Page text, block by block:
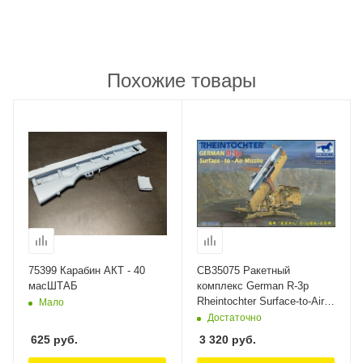
Похожие товары
75399 Карабин АКТ - 40
масШТАБ
Мало
625 руб.
CB35075 Ракетный
комплекс German R-3p
Rheintochter Surface-to-Air
Missile Bronco Models, 1/35
Достаточно
3 320 руб.